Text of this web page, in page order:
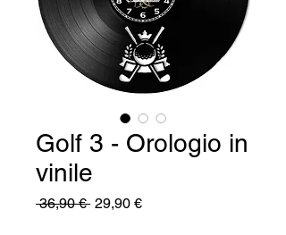
Golf 3 - Orologio in
vinile
36,90 € Prezzo
29,90 €Prezzo